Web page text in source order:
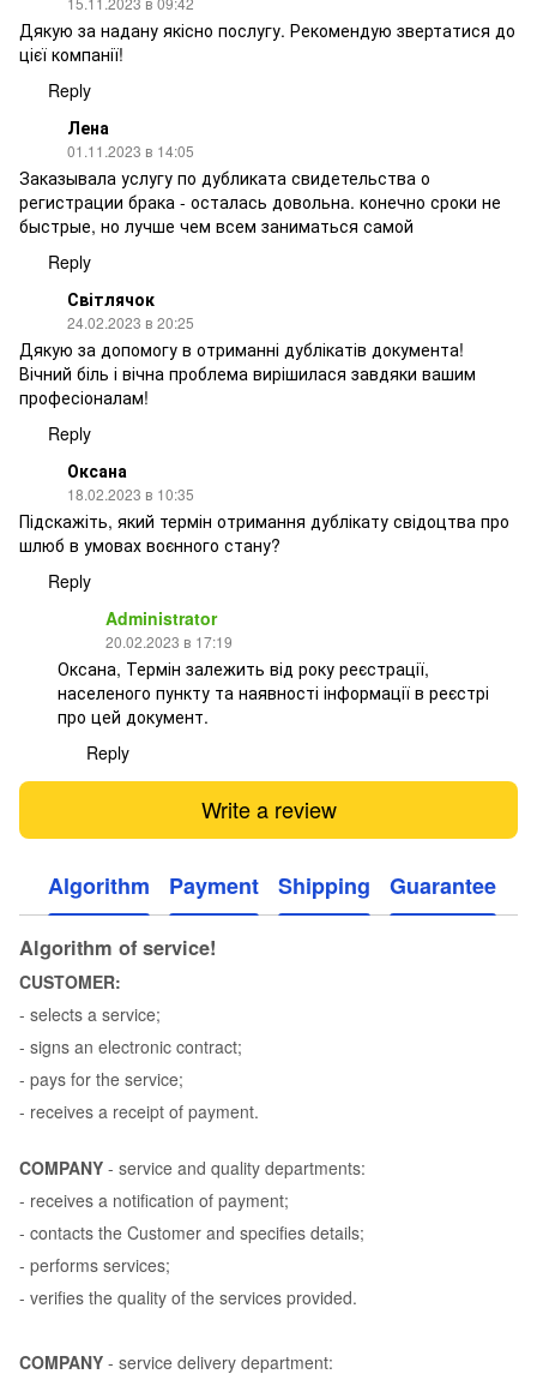
Дякую за надану якісно послугу. Рекомендую звертатися до
цієї компанії!
Reply
Лена
01.11.2023 в 14:05
Заказывала услугу по дубликата свидетельства о
регистрации брака - осталась довольна. конечно сроки не
быстрые, но лучше чем всем заниматься самой
Reply
Світлячок
24.02.2023 в 20:25
Дякую за допомогу в отриманні дублікатів документа!
Вічний біль і вічна проблема вирішилася завдяки вашим
професіоналам!
Reply
Оксана
18.02.2023 в 10:35
Підскажіть, який термін отримання дублікату свідоцтва про
шлюб в умовах воєнного стану?
Reply
Administrator
20.02.2023 в 17:19
Оксана, Термін залежить від року реєстрації,
населеного пункту та наявності інформації в реєстрі
про цей документ.
Reply
Write a review
Algorithm Payment Shipping Guarantee
Algorithm of service!
CUSTOMER:
- selects a service;
- signs an electronic contract;
- pays for the service;
- receives a receipt of payment.
COMPANY - service and quality departments:
- receives a notification of payment;
- contacts the Customer and specifies details;
- performs services;
- verifies the quality of the services provided.
COMPANY - service delivery department: